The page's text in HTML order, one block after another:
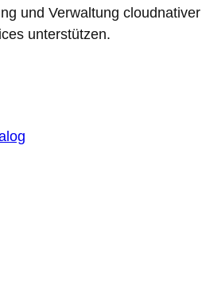
und Verwaltung cloudnativer
unterstützen.